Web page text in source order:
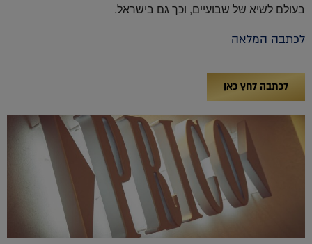
בעולם לשיא של שבועיים, וכך גם בישראל.
לכתבה המלאה
לכתבה לחץ כאן